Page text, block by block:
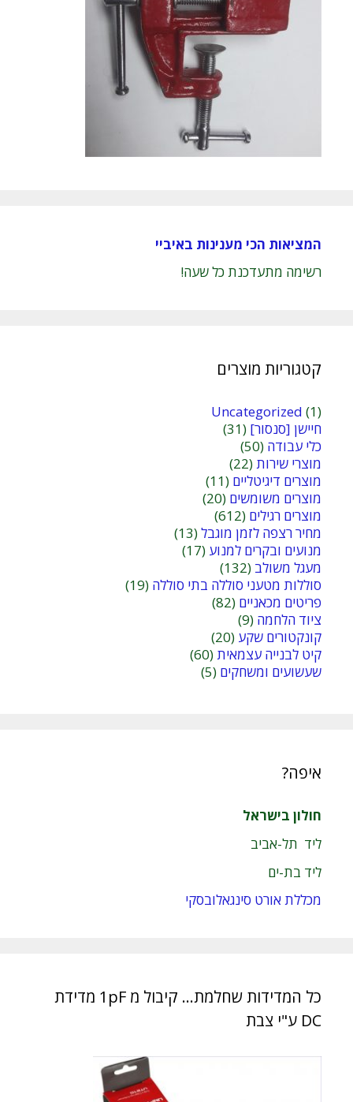
המציאות הכי מענינות באיביי
רשימה מתעדכנת כל שעה!
קטגוריות מוצרים
Uncategorized (1)
חיישן [סנסור] (31)
כלי עבודה (50)
מוצרי שירות(22)
מוצרים דיגיטליים (11)
מוצרים משומשים (20)
מוצרים רגילים (612)
מחיר רצפה לזמן מוגבל(13)
מנועים ובקרים למנוע (17)
מעגל משולב (132)
סוללות מטעני סוללה בתי סוללה (19)
פריטים מכאניים (82)
ציוד הלחמה (9)
קונקטורים שקע (20)
קיט לבנייה עצמאית(60)
שעשועים ומשחקים (5)
איפה?
חולון בישראל
ליד תל-אביב
ליד בת-ים
מכללת אורט סינגאלובסקי
כל המדידות שחלמת… קיבול מ 1pF מדידת
DC ע"י צבת